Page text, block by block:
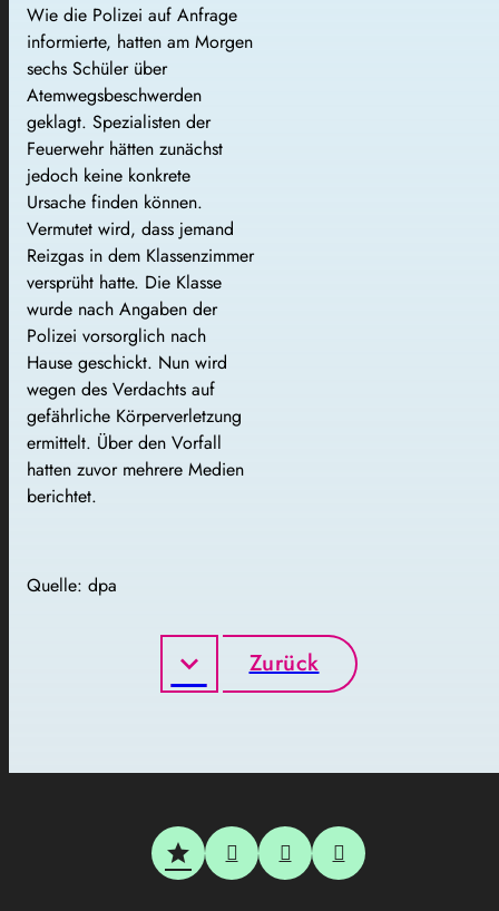
Wie die Polizei auf Anfrage
informierte, hatten am Morgen
sechs Schüler über
Atemwegsbeschwerden
geklagt. Spezialisten der
Feuerwehr hätten zunächst
jedoch keine konkrete
Ursache finden können.
Vermutet wird, dass jemand
Reizgas in dem Klassenzimmer
versprüht hatte. Die Klasse
wurde nach Angaben der
Polizei vorsorglich nach
Hause geschickt. Nun wird
wegen des Verdachts auf
gefährliche Körperverletzung
ermittelt. Über den Vorfall
hatten zuvor mehrere Medien
berichtet.
Quelle: dpa
Zurück